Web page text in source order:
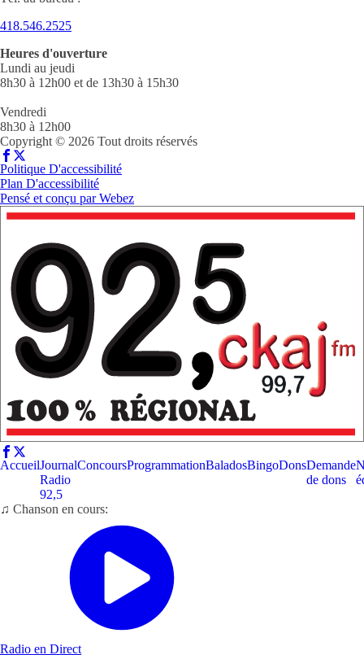
418.546.2525
Heures d'ouverture
Lundi au jeudi
8h30 à 12h00 et de 13h30 à 15h30
Vendredi
8h30 à 12h00
Copyright © 2026 Tout droits réservés
Politique D'accessibilité
Plan D'accessibilité
Pensé et conçu parWebez
AccueilJournal
Radio
92,5
ConcoursProgrammationBaladosBingoDonsDemande
de dons
♫ Chanson en cours:
Radio en Direct